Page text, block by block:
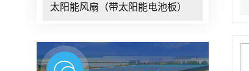
太阳能风扇（带太阳能电池板）